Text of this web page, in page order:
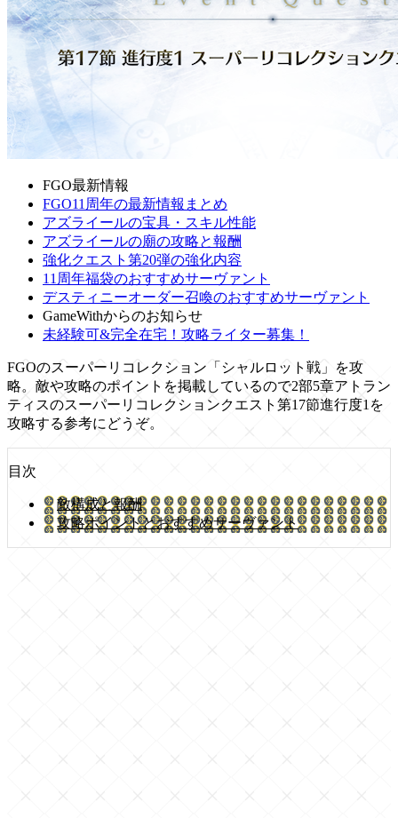
FGO最新情報
FGO11周年の最新情報まとめ
アズライールの宝具・スキル性能
アズライールの廟の攻略と報酬
強化クエスト第20弾の強化内容
11周年福袋のおすすめサーヴァント
デスティニーオーダー召喚のおすすめサーヴァント
GameWithからのお知らせ
未経験可&完全在宅！攻略ライター募集！
FGOのスーパーリコレクション「シャルロット戦」を攻
略。敵や攻略のポイントを掲載しているので2部5章アトラン
ティスのスーパーリコレクションクエスト第17節進行度1を
攻略する参考にどうぞ。
目次
敵構成と報酬
攻略ポイントとおすすめサーヴァント